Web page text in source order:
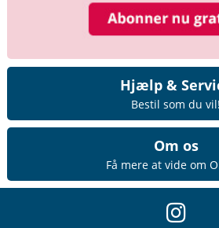
Hjælp &
Bestil som du vil!
Om os
Få mere at vide om